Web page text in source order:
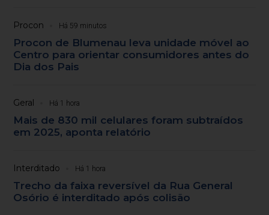
Procon Há 59 minutos
Procon de Blumenau leva unidade móvel ao
Centro para orientar consumidores antes do
Dia dos Pais
Geral Há 1 hora
Mais de 830 mil celulares foram subtraídos
em 2025, aponta relatório
Interditado Há 1 hora
Trecho da faixa reversível da Rua General
Osório é interditado após colisão